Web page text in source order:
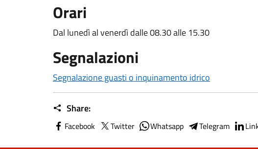
Orari
Dal lunedì al venerdì dalle 08.30 alle 15.30
Segnalazioni
Segnalazione guasti o inquinamento idrico
Share:
Facebook Twitter Whatsapp Telegram